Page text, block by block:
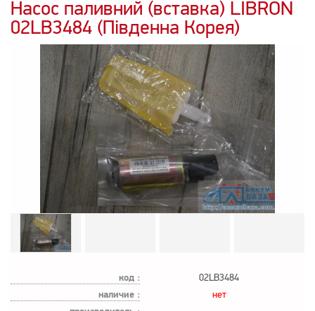
НОВОСТИ
КОНТАКТЫ
Насос паливний (вставка) LIBRON
02LB3484 (Південна Корея)
код : 02LB3484
наличие : нет